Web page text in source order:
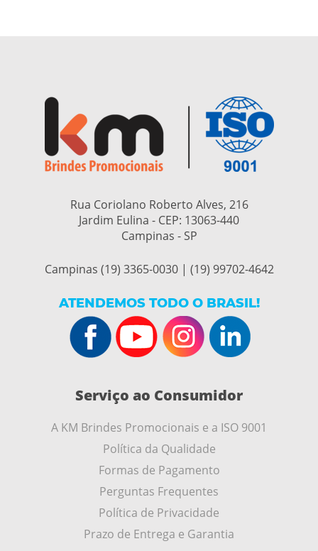
Rua Coriolano Roberto Alves, 216
Jardim Eulina - CEP: 13063-440
Campinas - SP
Campinas (19) 3365-0030 | (19) 99702-4642
ATENDEMOS TODO O BRASIL!
Serviço ao Consumidor
A KM Brindes Promocionais e a ISO 9001
Política da Qualidade
Formas de Pagamento
Perguntas Frequentes
Política de Privacidade
Prazo de Entrega e Garantia